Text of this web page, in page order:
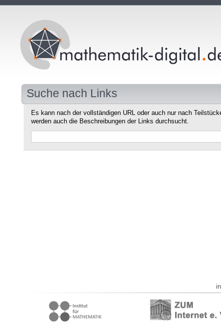
Suche nach Links
Es kann nach der vollständigen URL oder auch nur nach
werden auch die Beschreibungen der Links durchsucht.